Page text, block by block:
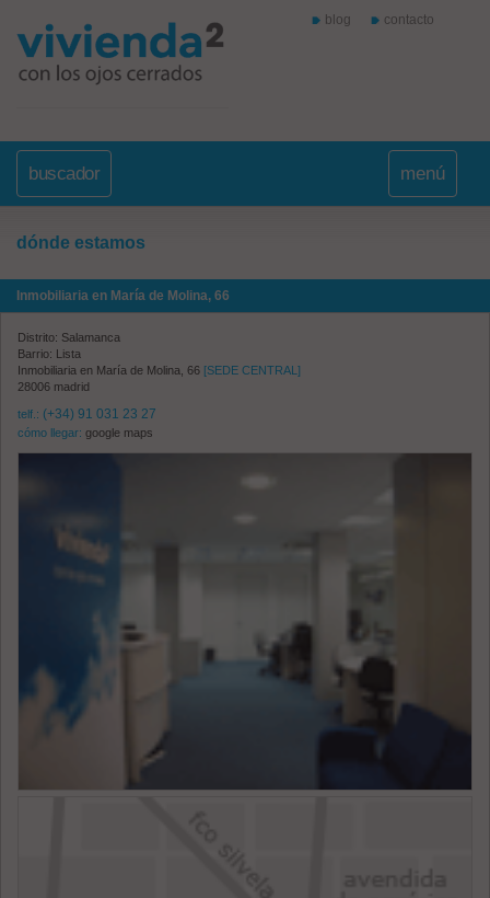
blog contacto
buscador menú
dónde estamos
Inmobiliaria en María de Molina, 66
Distrito: Salamanca
Barrio: Lista
Inmobiliaria en María de Molina, 66 [SEDE CENTRAL]
28006 madrid
telf.: (+34) 91 031 23 27
cómo llegar: google maps